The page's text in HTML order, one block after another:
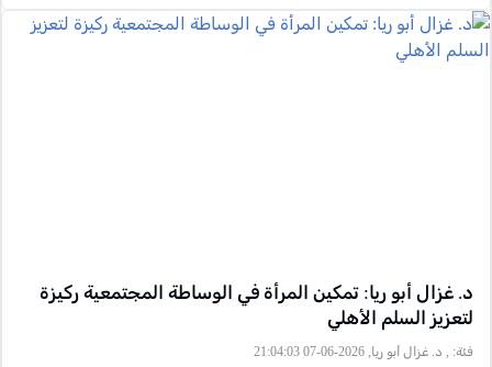
د. غزال أبو ريا: تمكين المرأة في الوساطة المجتمعية ركيزة
لتعزيز السلم الأهلي
فئة: , د. غزال أبو ريا, 2026-06-07 21:04:03